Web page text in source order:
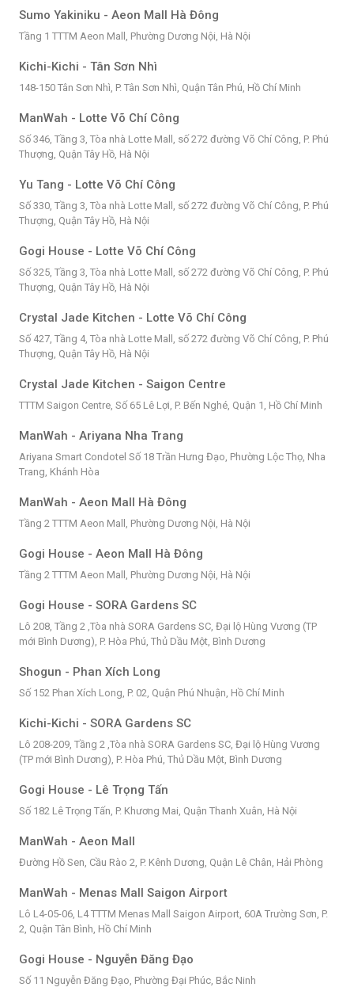
Sumo Yakiniku - Aeon Mall Hà Đông
Tầng 1 TTTM Aeon Mall, Phường Dương Nội, Hà Nội
Kichi-Kichi - Tân Sơn Nhì
148-150 Tân Sơn Nhì, P. Tân Sơn Nhì, Quận Tân Phú, Hồ Chí Minh
ManWah - Lotte Võ Chí Công
Số 346, Tầng 3, Tòa nhà Lotte Mall, số 272 đường Võ Chí Công, P. Phú
Thượng, Quận Tây Hồ, Hà Nội
Yu Tang - Lotte Võ Chí Công
Số 330, Tầng 3, Tòa nhà Lotte Mall, số 272 đường Võ Chí Công, P. Phú
Thượng, Quận Tây Hồ, Hà Nội
Gogi House - Lotte Võ Chí Công
Số 325, Tầng 3, Tòa nhà Lotte Mall, số 272 đường Võ Chí Công, P. Phú
Thượng, Quận Tây Hồ, Hà Nội
Crystal Jade Kitchen - Lotte Võ Chí Công
Số 427, Tầng 4, Tòa nhà Lotte Mall, số 272 đường Võ Chí Công, P. Phú
Thượng, Quận Tây Hồ, Hà Nội
Crystal Jade Kitchen - Saigon Centre
TTTM Saigon Centre, Số 65 Lê Lợi, P. Bến Nghé, Quận 1, Hồ Chí Minh
ManWah - Ariyana Nha Trang
Ariyana Smart Condotel Số 18 Trần Hưng Đạo, Phường Lộc Thọ, Nha
Trang, Khánh Hòa
ManWah - Aeon Mall Hà Đông
Tầng 2 TTTM Aeon Mall, Phường Dương Nội, Hà Nội
Gogi House - Aeon Mall Hà Đông
Tầng 2 TTTM Aeon Mall, Phường Dương Nội, Hà Nội
Gogi House - SORA Gardens SC
Lô 208, Tầng 2 ,Tòa nhà SORA Gardens SC, Đại lộ Hùng Vương (TP
mới Bình Dương), P. Hòa Phú, Thủ Dầu Một, Bình Dương
Shogun - Phan Xích Long
Số 152 Phan Xích Long, P. 02, Quận Phú Nhuận, Hồ Chí Minh
Kichi-Kichi - SORA Gardens SC
Lô 208-209, Tầng 2 ,Tòa nhà SORA Gardens SC, Đại lộ Hùng Vương
(TP mới Bình Dương), P. Hòa Phú, Thủ Dầu Một, Bình Dương
Gogi House - Lê Trọng Tấn
Số 182 Lê Trọng Tấn, P. Khương Mai, Quận Thanh Xuân, Hà Nội
ManWah - Aeon Mall
Đường Hồ Sen, Cầu Rào 2, P. Kênh Dương, Quận Lê Chân, Hải Phòng
ManWah - Menas Mall Saigon Airport
Lô L4-05-06, L4 TTTM Menas Mall Saigon Airport, 60A Trường Sơn, P.
2, Quận Tân Bình, Hồ Chí Minh
Gogi House - Nguyễn Đăng Đạo
Số 11 Nguyễn Đăng Đạo, Phường Đại Phúc, Bắc Ninh